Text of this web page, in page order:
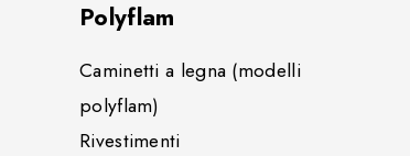
Polyflam
Caminetti a legna (modelli
polyflam)
Rivestimenti